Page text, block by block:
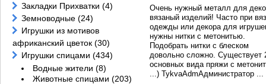
Очень нужный металл для
вязаный изделий! Часто при
одежды или декора для
нужны нитки с метонитью.
Подобрать нитки с блеском
довольно сложно. Существует
основных вида пряжи с
...) TykvaAdmАдминистратор ...
Закладки Прихватки (4)
Земноводные (24)
Игрушки из мотивов
африканский цветок (30)
Игрушки спицами (434)
Водные жители (8)
Животные спицами (203)